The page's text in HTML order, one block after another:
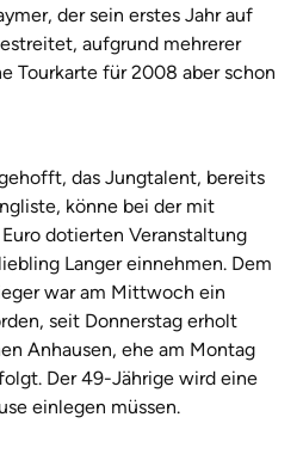
der sein erstes Jahr auf
aufgrund mehrerer
Tourkarte für 2008 aber schon
das Jungtalent, bereits
könne bei der mit
dotierten Veranstaltung
Langer einnehmen. Dem
war am Mittwoch ein
seit Donnerstag erholt
Anhausen, ehe am Montag
Der 49-Jährige wird eine
einlegen müssen.